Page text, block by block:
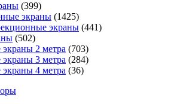
(399)
экраны (1425)
экраны (441)
(502)
2 метра (703)
3 метра (284)
4 метра (36)